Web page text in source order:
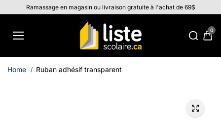
Aller au
contenu
Ramassage en magasin ou livraison gratuite à l'achat de 69$
0
Home Ruban adhésif transparent